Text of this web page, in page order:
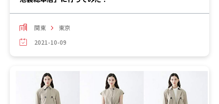
関東
東京
2021-10-09